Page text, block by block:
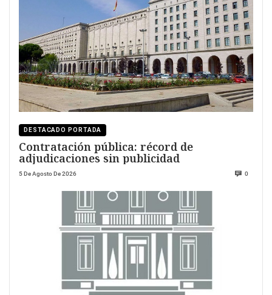
DESTACADO PORTADA
Contratación pública: récord de
adjudicaciones sin publicidad
5 De Agosto De 2026 0